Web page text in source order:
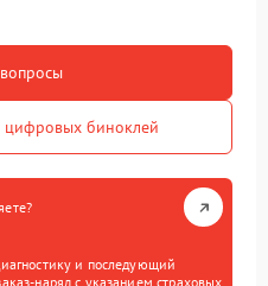
цифровых биноклей
и последующий
наряд с указанием страховых